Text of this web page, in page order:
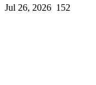
Jul 26, 2026 152